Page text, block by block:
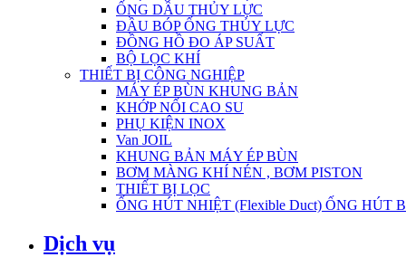
ỐNG DẦU THỦY LỰC
ĐẦU BÓP ỐNG THỦY LỰC
ĐỒNG HỒ ĐO ÁP SUẤT
BỘ LỌC KHÍ
THIẾT BỊ CÔNG NGHIỆP
MÁY ÉP BÙN KHUNG BẢN
KHỚP NỐI CAO SU
PHỤ KIỆN INOX
Van JOIL
KHUNG BẢN MÁY ÉP BÙN
BƠM MÀNG KHÍ NÉN , BƠM PISTON
THIẾT BỊ LỌC
ỐNG HÚT NHIỆT (Flexible Duct) ỐNG HÚT
Dịch vụ